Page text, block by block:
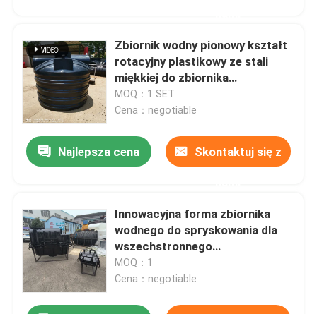
Zbiornik wodny pionowy kształt
rotacyjny plastikowy ze stali
miękkiej do zbiornika
septycznego
MOQ：1 SET
Cena：negotiable
Najlepsza cena Skontaktuj się z
Innowacyjna forma zbiornika
wodnego do spryskowania dla
wszechstronnego
przechowywania wody
MOQ：1
Cena：negotiable